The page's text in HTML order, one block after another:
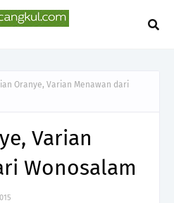
Oranye, Varian Menawan dari
Varian
Wonosalam